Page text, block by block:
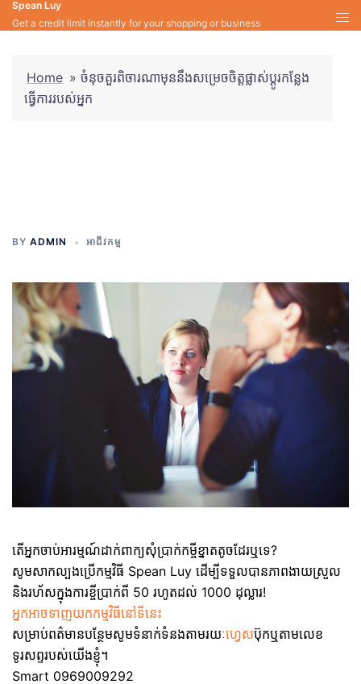
Skip
to
Spean Luy
Get a credit limit instantly for your shopping or business
Home » ចំនុចគួរពិចារណាមុននឹងសម្រេចចិត្តផ្លាស់ប្តូរកន្លែង
ធ្វើការរបស់អ្នក
BY ADMIN អាជីវកម្ម
តើអ្នកចាប់អារម្មណ៍ដាក់ពាក្យសុំប្រាក់កម្ចីខ្នាតតូចដែរឬទេ?
សូមសាកល្បងប្រើកម្មវិធី Spean Luy ដើម្បីទទួលបានភាពងាយស្រួល
និងរហ័សក្នុងការខ្ចីប្រាក់ពី 50 រហូតដល់ 1000 ដុល្លារ!
អ្នកអាចទាញយកកម្មវិធីនៅទីនេះ
សម្រាប់ពត៌មានបន្ថែមសូមទំនាក់ទំនងតាមរយៈហ្វេសប៊ុកឬតាមលេខ
ទូរសព្ទរបស់យើងខ្ញុំ។
Smart 0969009292